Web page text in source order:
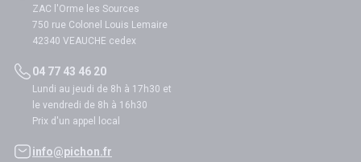
ZAC l'Orme les Sources
750 rue Colonel Louis Lemaire
42340 VEAUCHE cedex
04 77 43 46 20
Lundi au jeudi de 8h à 17h30 et
le vendredi de 8h à 16h30
Prix d'un appel local
info@pichon.fr